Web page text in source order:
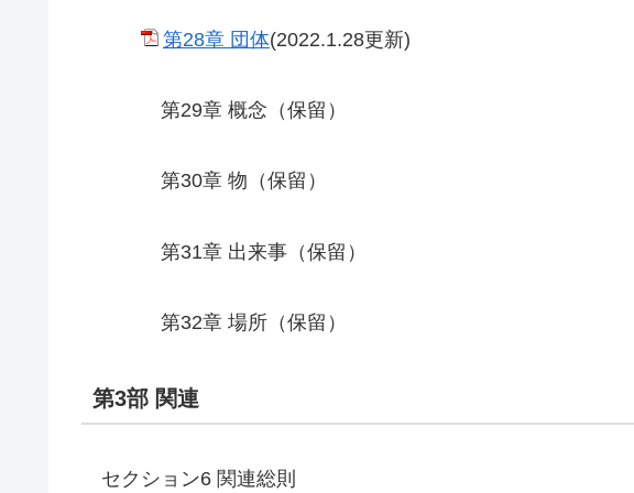
第28章 団体(2022.1.28更新)
第29章 概念（保留）
第30章 物（保留）
第31章 出来事（保留）
第32章 場所（保留）
第3部 関連
セクション6 関連総則